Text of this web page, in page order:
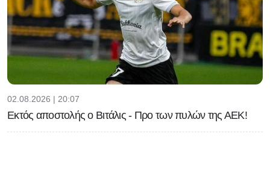
02.08.2026 | 20:07
Εκτός αποστολής ο Βιτάλις - Προ των πυλών της ΑΕΚ!